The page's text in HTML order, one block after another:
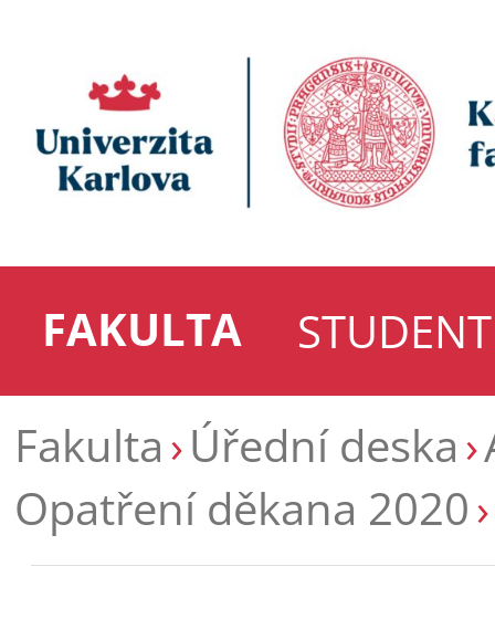
FAKULTA
STUDENT
Fakulta Úřední deska
Opatření děkana 2020